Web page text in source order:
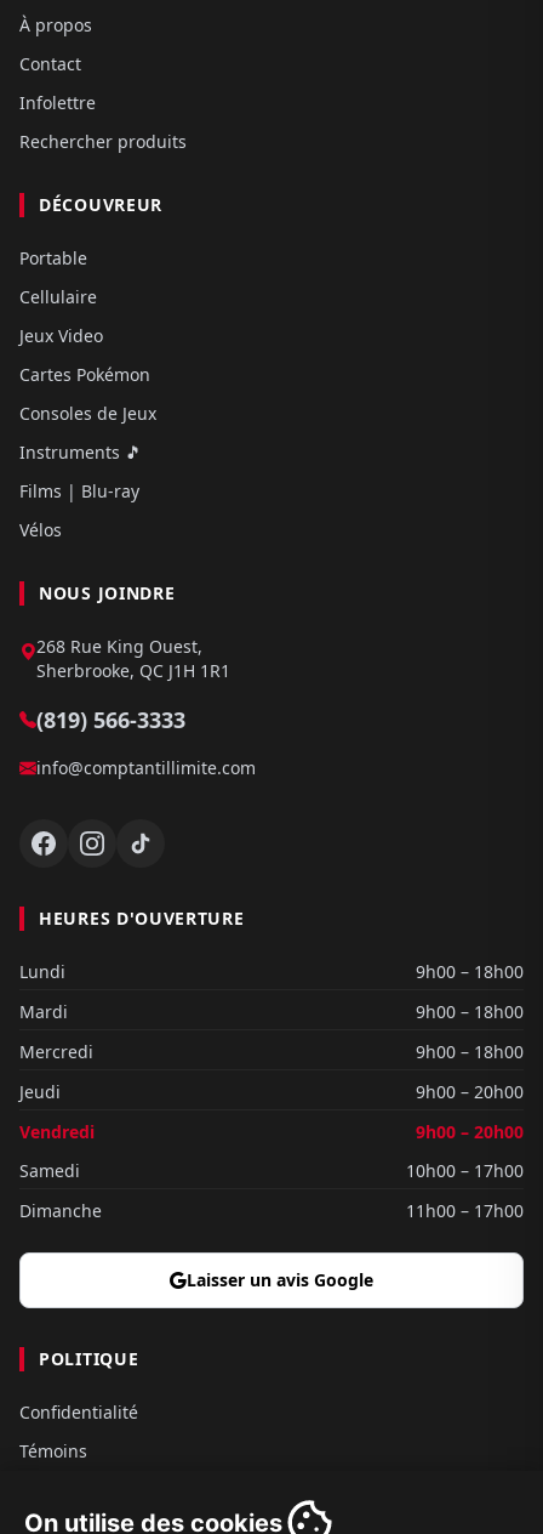
On utilise des cookies
À propos
Contact
Infolettre
Rechercher produits
DÉCOUVREUR
Portable
Cellulaire
Jeux Video
Cartes Pokémon
Consoles de Jeux
Instruments 🎵
Films | Blu-ray
Vélos
NOUS JOINDRE
268 Rue King Ouest,
Sherbrooke, QC J1H 1R1
(819) 566-3333
info@comptantillimite.com
HEURES D'OUVERTURE
Lundi
9h00 – 18h00
Mardi
9h00 – 18h00
Mercredi
9h00 – 18h00
Jeudi
9h00 – 20h00
Vendredi
9h00 – 20h00
Samedi
10h00 – 17h00
Dimanche
11h00 – 17h00
Laisser un avis Google
POLITIQUE
Confidentialité
Témoins
Conditions